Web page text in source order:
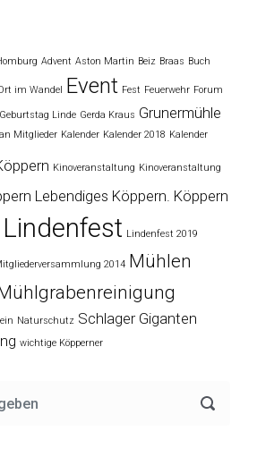
Advent Aston Martin Beiz Braas Buch
im Wandel Event Fest Feuerwehr Forum
Geburtstag Linde Gerda Kraus Grunermühle
Mitglieder Kalender Kalender 2018 Kalender
Kinoveranstaltung Kinoveranstaltung
Lebendiges Köppern. Köppern
Lindenfest Lindenfest 2019
2014 Mühlen
Naturschutz Schlager Giganten
wichtige Köpperner